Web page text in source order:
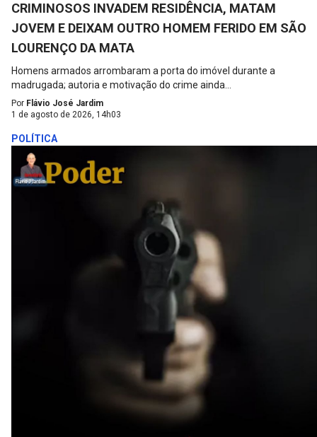
CRIMINOSOS INVADEM RESIDÊNCIA, MATAM
JOVEM E DEIXAM OUTRO HOMEM FERIDO EM SÃO
LOURENÇO DA MATA
Homens armados arrombaram a porta do imóvel durante a
madrugada; autoria e motivação do crime ainda...
Por Flávio José Jardim
1 de agosto de 2026, 14h03
POLÍTICA